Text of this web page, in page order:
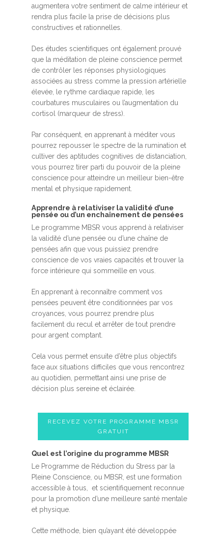
augmentera votre sentiment de calme intérieur et
rendra plus facile la prise de décisions plus
constructives et rationnelles.
Des études scientifiques ont également prouvé
que la méditation de pleine conscience permet
de contrôler les réponses physiologiques
associées au stress comme la pression artérielle
élevée, le rythme cardiaque rapide, les
courbatures musculaires ou l’augmentation du
cortisol (marqueur de stress).
Par conséquent, en apprenant à méditer vous
pourrez repousser le spectre de la rumination et
cultiver des aptitudes cognitives de distanciation,
vous pourrez tirer parti du pouvoir de la pleine
conscience pour atteindre un meilleur bien-être
mental et physique rapidement.
Apprendre à relativiser la validité d’une
pensée ou d’un enchaînement de pensées
Le programme MBSR vous apprend à relativiser
la validité d’une pensée ou d’une chaîne de
pensées afin que vous puissiez prendre
conscience de vos vraies capacités et trouver la
force intérieure qui sommeille en vous.
En apprenant à reconnaître comment vos
pensées peuvent être conditionnées par vos
croyances, vous pourrez prendre plus
facilement du recul et arrêter de tout prendre
pour argent comptant.
Cela vous permet ensuite d’être plus objectifs
face aux situations difficiles que vous rencontrez
au quotidien, permettant ainsi une prise de
décision plus sereine et éclairée.
RECEVEZ VOTRE PROGRAMME MBSR
GRATUIT
Quel est l’origine du programme MBSR
Le Programme de Réduction du Stress par la
Pleine Conscience, ou MBSR, est une formation
accessible à tous, et scientifiquement reconnue
pour la promotion d’une meilleure santé mentale
et physique.
Cette méthode, bien qu’ayant été développée